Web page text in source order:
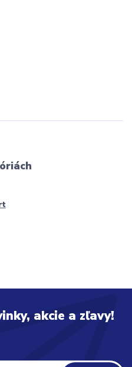
akcie a zľavy!